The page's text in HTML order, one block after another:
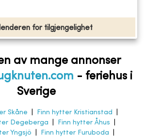
for tilgjengelighet
av mange annonser
- feriehus i
Sverige
Skåne Finn hytter Kristianstad
Degeberga
Finn hytter Åhus
Yngsjö
Finn hytter Furuboda